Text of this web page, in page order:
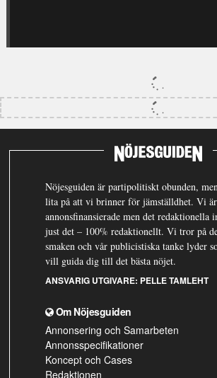
Nöjesguiden är partipolitiskt obunden,
lita på att vi brinner för jämställdhet. Vi är
annonsfinansierade men det redaktionella
just det – 100% redaktionellt. Vi tror på
smaken och vår publicistiska tanke lyder
vill guida dig till det bästa nöjet.
ANSVARIG UTGIVARE: PELLE TAMLEHT
Om Nöjesguiden
Annonsering och Samarbeten
Annonsspecifikationer
Koncept och Cases
Redaktionen